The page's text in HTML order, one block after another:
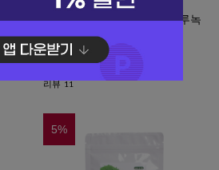
소아다원 유기농 향 진한 가루녹
[소비기한 1년 이상]
11,400원
리뷰 11
5%